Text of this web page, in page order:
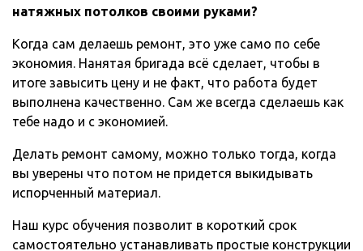
натяжных потолков своими руками?
Когда сам делаешь ремонт, это уже само по себе
экономия. Нанятая бригада всё сделает, чтобы в
итоге завысить цену и не факт, что работа будет
выполнена качественно. Сам же всегда сделаешь как
тебе надо и с экономией.
Делать ремонт самому, можно только тогда, когда
вы уверены что потом не придется выкидывать
испорченный материал.
Наш курс обучения позволит в короткий срок
самостоятельно устанавливать простые конструкции